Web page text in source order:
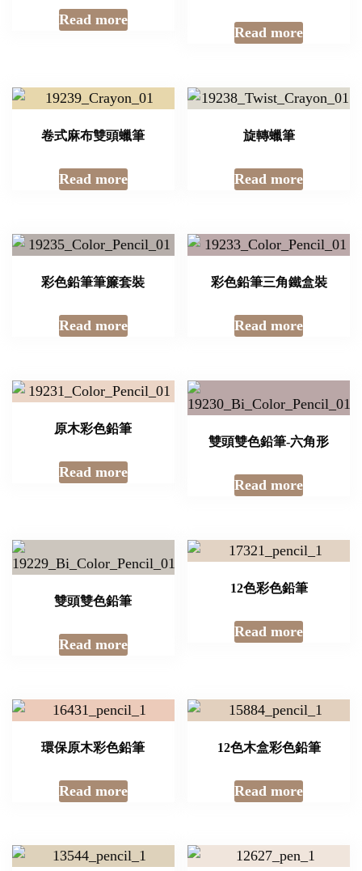
Read more
Read more
卷式麻布雙頭蠟筆
Read more
旋轉蠟筆
Read more
彩色鉛筆筆簾套裝
Read more
彩色鉛筆三角鐵盒裝
Read more
原木彩色鉛筆
Read more
雙頭雙色鉛筆-六角形
Read more
雙頭雙色鉛筆
Read more
12色彩色鉛筆
Read more
環保原木彩色鉛筆
Read more
12色木盒彩色鉛筆
Read more